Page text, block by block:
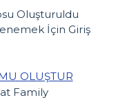
Oluşturuldu
İçin Giriş
OLUŞTUR